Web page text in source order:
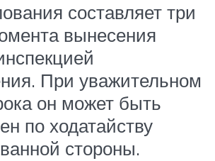
составляет три
вынесения
При уважительном
он может быть
по ходатайству
стороны.